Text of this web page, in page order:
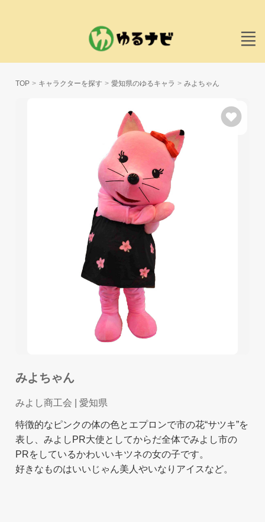
TOP キャラクターを探す 愛知県のゆるキャラ みよちゃん
みよちゃん
みよし商工会 | 愛知県
特徴的なピンクの体の色とエプロンで市の花“サツキ”を
表し、みよしPR大使としてからだ全体でみよし市の
PRをしているかわいいキツネの女の子です。
好きなものはいいじゃん美人やいなりアイスなど。